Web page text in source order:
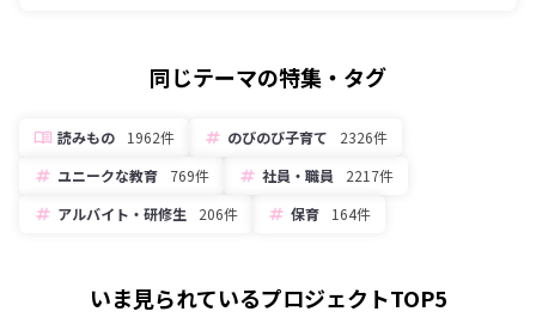
同じテーマの特集・タグ
読みもの 1962件 のびのび子育て
2326件
ユニークな教育
769件 社員・職員
2217件
アルバイト・研修生
206件 保育 164件
いま見られているプロジェクトTOP5